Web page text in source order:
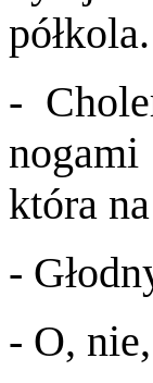
półkola.
-
nogami
która
-
- O,